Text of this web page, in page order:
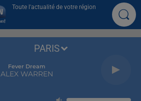
Toute l'actualité de votre région
Fever Dream
ALEX WARREN
PARIS